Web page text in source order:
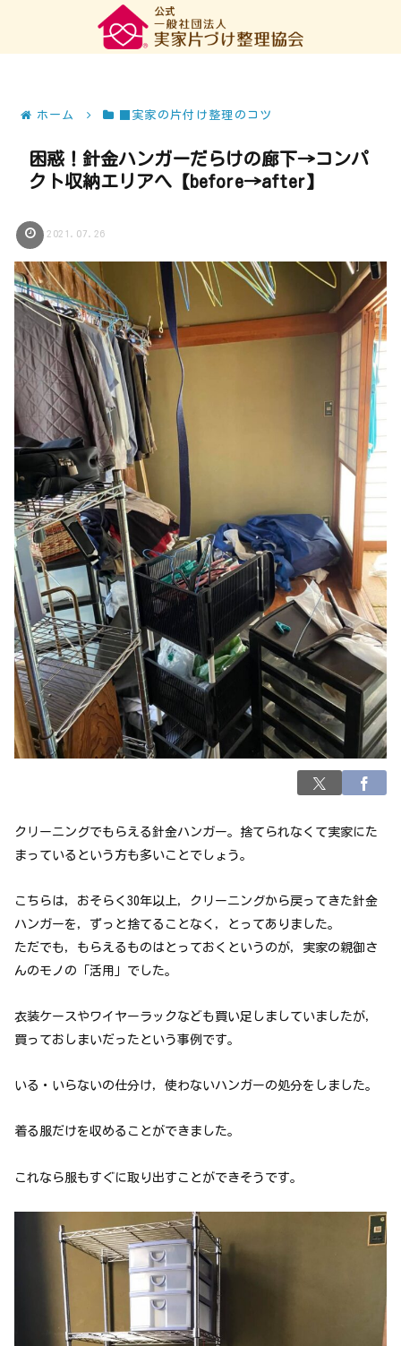
ホーム ■実家の片付け整理のコツ
困惑！針金ハンガーだらけの廊下→コンパ
クト収納エリアへ【before→after】
2021.07.26
クリーニングでもらえる針金ハンガー。捨てられなくて実家にた
まっているという方も多いことでしょう。
こちらは，おそらく30年以上，クリーニングから戻ってきた針金
ハンガーを，ずっと捨てることなく，とってありました。
ただでも，もらえるものはとっておくというのが，実家の親御さ
んのモノの「活用」でした。
衣装ケースやワイヤーラックなども買い足しましていましたが，
買っておしまいだったという事例です。
いる・いらないの仕分け，使わないハンガーの処分をしました。
着る服だけを収めることができました。
これなら服もすぐに取り出すことができそうです。